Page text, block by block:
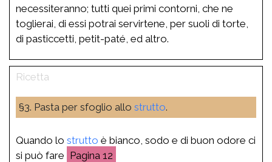
necessiteranno; tutti quei primi contorni, che ne
toglierai, di essi potrai servirtene, per suoli di torte,
di pasticcetti, petit-paté, ed altro.
§3. Pasta per sfoglio allo strutto.
Quando lo strutto è bianco, sodo e di buon odore ci
si può fare
12